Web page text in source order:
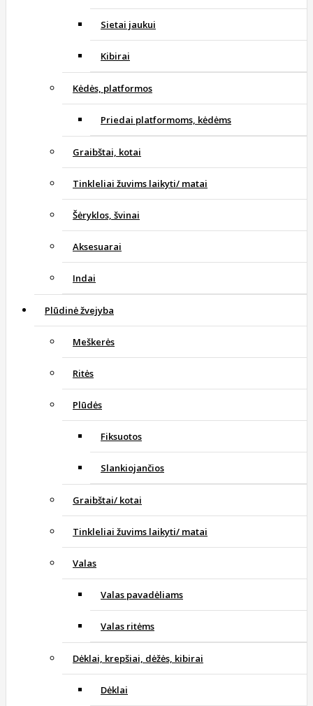
Sietai jaukui
Kibirai
Kėdės, platformos
Priedai platformoms, kėdėms
Graibštai, kotai
Tinkleliai žuvims laikyti/ matai
Šėryklos, švinai
Aksesuarai
Indai
Plūdinė žvejyba
Meškerės
Ritės
Plūdės
Fiksuotos
Slankiojančios
Graibštai/ kotai
Tinkleliai žuvims laikyti/ matai
Valas
Valas pavadėliams
Valas ritėms
Dėklai, krepšiai, dėžės, kibirai
Dėklai